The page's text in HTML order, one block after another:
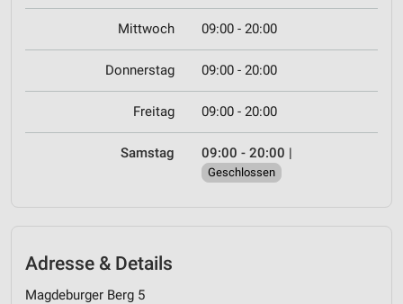
Mittwoch 09:00 - 20:00
Donnerstag 09:00 - 20:00
Freitag 09:00 - 20:00
Samstag 09:00 - 20:00 |
Geschlossen
Adresse & Details
Magdeburger Berg 5